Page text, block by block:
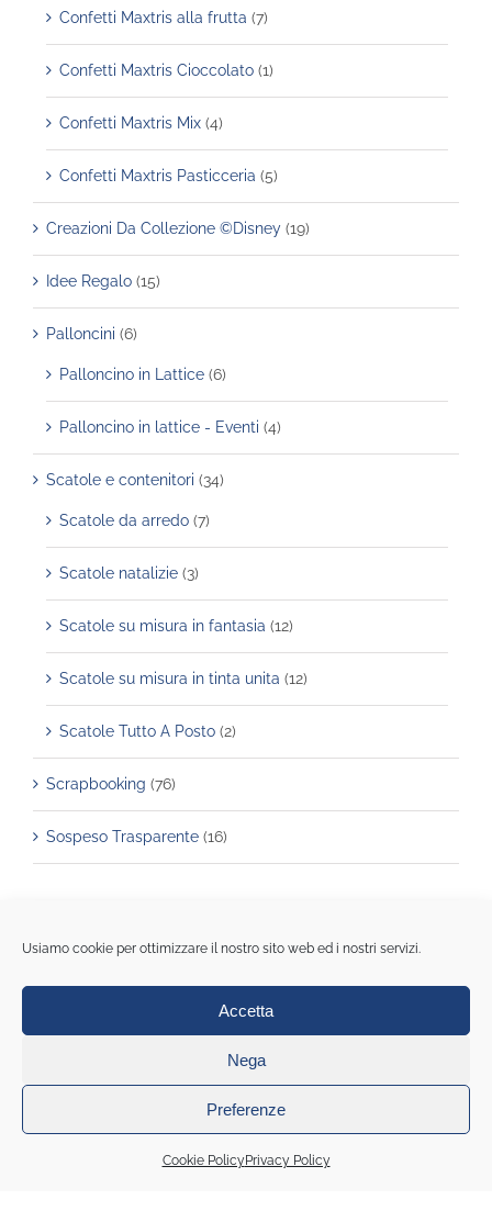
Usiamo cookie per ottimizzare il nostro sito web ed i nostri servizi.
Accetta
Nega
Preferenze
Cookie Policy Privacy Policy
Confetti Maxtris alla frutta (7)
Confetti Maxtris Cioccolato (1)
Confetti Maxtris Mix (4)
Confetti Maxtris Pasticceria (5)
Creazioni Da Collezione ©Disney (19)
Idee Regalo (15)
Palloncini (6)
Palloncino in Lattice (6)
Palloncino in lattice - Eventi (4)
Scatole e contenitori (34)
Scatole da arredo (7)
Scatole natalizie (3)
Scatole su misura in fantasia (12)
Scatole su misura in tinta unita (12)
Scatole Tutto A Posto (2)
Scrapbooking (76)
Sospeso Trasparente (16)
Carrello
Privacy policy | Note legali